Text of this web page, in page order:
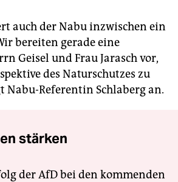
auch der Nabu inzwischen ein
bereiten gerade eine
Geisel und Frau Jarasch vor,
des Naturschutzes zu
Nabu-Referentin Schlaberg an.
stärken
der AfD bei den kommenden